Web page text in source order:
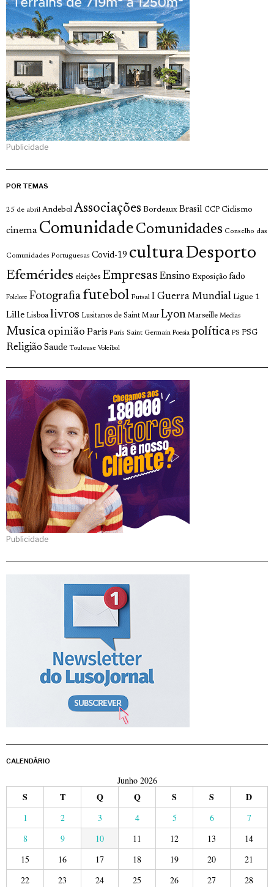
Publicidade
POR TEMAS
25 de abril Andebol Associações Bordeaux Brasil CCP Ciclismo
cinema Comunidade Comunidades Conselho das
Comunidades Portuguesas Covid-19 culturaDesporto
Efemérides eleições Empresas Ensino Exposição fado
Folclore Fotografia futebol Futsal I Guerra Mundial Ligue 1
Lille Lisboa livros Lusitanos de Saint Maur Lyon Marseille Medias
Musica opinião Paris Paris Saint Germain Poesia política PS PSG
Religião Saude Toulouse Voleibol
Publicidade
CALENDÁRIO
Junho 2026
S T Q Q S S D
1 2 3 4 5 6
7
8
9 10 11 12 13
14
15
16 17 18 19 20
21
22
23 24 25 26 27 28